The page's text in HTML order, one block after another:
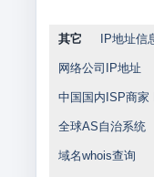
其它 IP地址信
网络公司IP地址
中国国内ISP商家
全球AS自治系统
域名whois查询